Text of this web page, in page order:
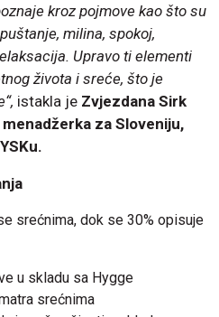
kroz pojmove kao što su
milina, spokoj,
Upravo ti elementi
života i sreće, što je
istakla je Zvjezdana Sirk
za Sloveniju,
srećnima, dok se 30% opisuje
u skladu sa Hygge
srećnima